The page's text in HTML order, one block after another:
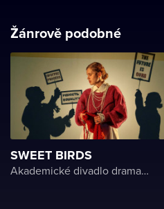
Žánrově podobné
SWEET BIRDS
Akademické divadlo dramatu Lesji Ukrajinky